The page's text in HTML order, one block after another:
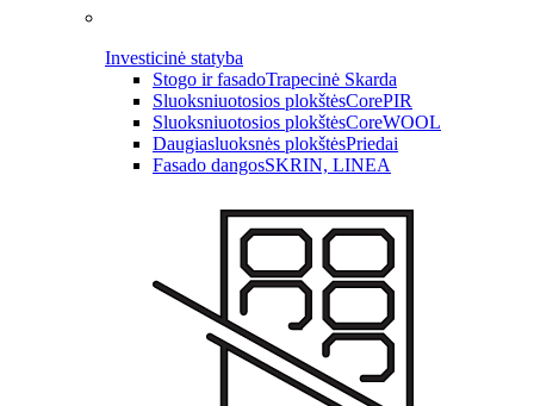
Investicinė statyba
Stogo ir fasadoTrapecinė Skarda
Sluoksniuotosios plokštėsCorePIR
Sluoksniuotosios plokštėsCoreWOOL
Daugiasluoksnės plokštėsPriedai
Fasado dangosSKRIN, LINEA